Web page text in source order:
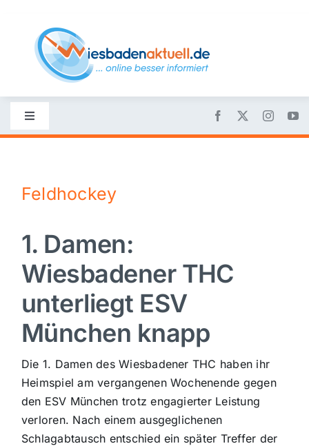
content
Toggle
Navigation
Nachrichten
Politik
Wirtschaft
Sport
Kultur
Panorama
Feldhockey
1. Damen:
Wiesbadener THC
unterliegt ESV
München knapp
Die 1. Damen des Wiesbadener THC haben ihr
Heimspiel am vergangenen Wochenende gegen
den ESV München trotz engagierter Leistung
verloren. Nach einem ausgeglichenen
Schlagabtausch entschied ein später Treffer der